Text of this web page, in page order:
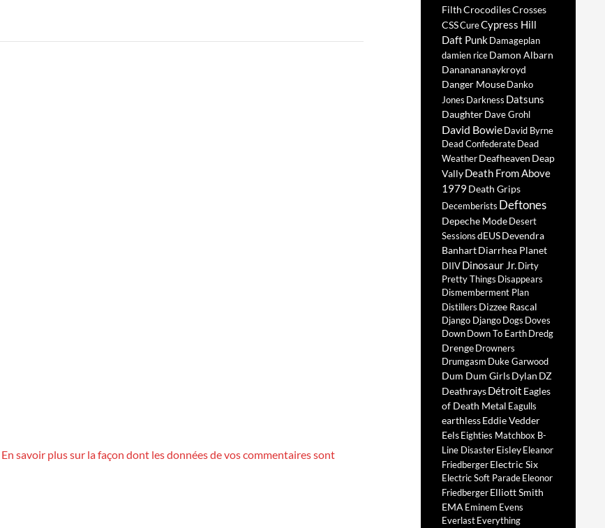
En savoir plus sur la façon dont les données de vos commentaires sont
FilthCrocodilesCrosses
CSSCureCypress Hill
Daft PunkDamageplan
damien riceDamon Albarn
Dananananaykroyd
Danger MouseDanko
Jones Darkness Datsuns
DaughterDave Grohl
David BowieDavid Byrne
Dead ConfederateDead
WeatherDeafheaven Deap
VallyDeath From Above
1979 Death Grips
Decemberists Deftones
Depeche ModeDesert
SessionsdEUSDevendra
BanhartDiarrhea Planet
DIIVDinosaur Jr.Dirty
Pretty Things Disappears
Dismemberment Plan
Distillers Dizzee Rascal
Django DjangoDogs Doves
DownDown To EarthDredg
DrengeDrowners
Drumgasm Duke Garwood
Dum Dum GirlsDylan DZ
DeathraysDétroit Eagles
of Death Metal Eagulls
earthlessEddie Vedder
EelsEighties Matchbox B-
Line DisasterEisleyEleanor
FriedbergerElectric Six
Electric Soft ParadeEleonor
FriedbergerElliott Smith
EMA Eminem Evens
EverlastEverything